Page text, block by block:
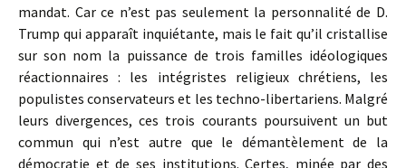
mandat. Car ce n’est pas seulement la personnalité de D.
Trump qui apparaît inquiétante, mais le fait qu’il cristallise
sur son nom la puissance de trois familles idéologiques
réactionnaires : les intégristes religieux chrétiens, les
populistes conservateurs et les techno-libertariens. Malgré
leurs divergences, ces trois courants poursuivent un but
commun qui n’est autre que le démantèlement de la
démocratie et de ses institutions. Certes, minée par des